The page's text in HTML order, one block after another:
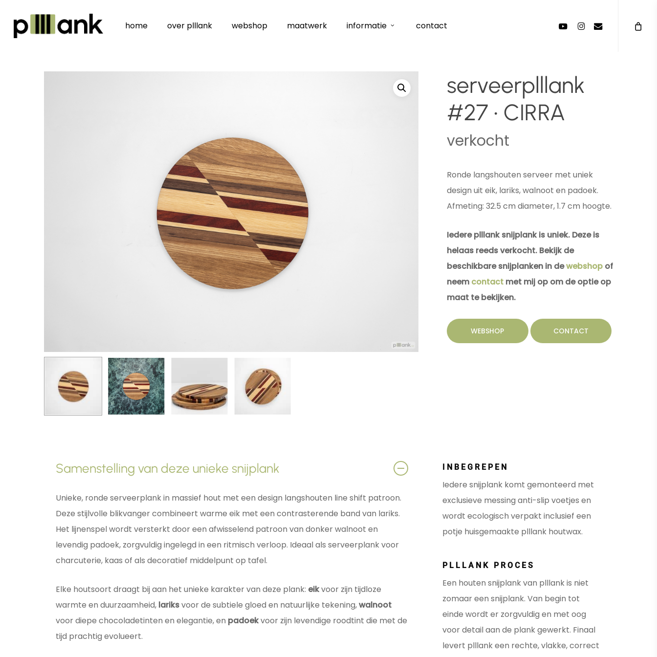
main
home over plllank webshop maatwerk informatie contact youtubeinstagram
email
serveerplllank
#27 • CIRRA
verkocht
Ronde langshouten serveer met uniek
design uit eik, lariks, walnoot en padoek.
Afmeting: 32.5 cm diameter, 1.7 cm hoogte.
Iedere plllank snijplank is uniek. Deze is
helaas reeds verkocht. Bekijk de
beschikbare snijplanken in dewebshop of
neem contact met mij op om de optie op
maat te bekijken.
WEBSHOP CONTACT
Samenstelling van deze unieke snijplank
Unieke, ronde serveerplank in massief hout met een design langshouten line shift patroon.
Deze stijlvolle blikvanger combineert warme eik met een contrasterende band van lariks.
Het lijnenspel wordt versterkt door een afwisselend patroon van donker walnoot en
levendig padoek, zorgvuldig ingelegd in een ritmisch verloop. Ideaal als serveerplank voor
charcuterie, kaas of als decoratief middelpunt op tafel.
Elke houtsoort draagt bij aan het unieke karakter van deze plank: eikvoor zijn tijdloze
warmte en duurzaamheid, lariksvoor de subtiele gloed en natuurlijke tekening,walnoot
voor diepe chocoladetinten en elegantie, en padoekvoor zijn levendige roodtint die met de
tijd prachtig evolueert.
INBEGREPEN
Iedere snijplank komt gemonteerd met
exclusieve messing anti-slip voetjes en
wordt ecologisch verpakt inclusief een
potje huisgemaakte plllank houtwax.
PLLLANK PROCES
Een houten snijplank van plllank is niet
zomaar een snijplank. Van begin tot
einde wordt er zorgvuldig en met oog
voor detail aan de plank gewerkt. Finaal
levert plllank een rechte, vlakke, correct